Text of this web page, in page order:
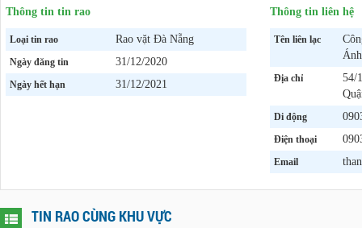
Thông tin tin rao
Loại tin rao Rao vặt Đà Nẵng
Ngày đăng tin 31/12/2020
Ngày hết hạn 31/12/2021
Thông tin liên hệ
Tên liên lạc
Địa chỉ
54/
Di động
Điện thoại
Email
TIN RAO CÙNG KHU VỰC